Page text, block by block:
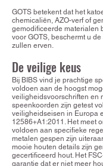
GOTS betekent dat het
chemicaliën, AZO-verf of
gemodificeerde materialen
voor GOTS, beschermt u
zullen erven.
De veilige keus
Bij BIBS vind je prachtige
voldoen aan de hoogst
veiligheidsvoorschriften en
speenkoorden zijn getest
veiligheidseisen in Europa
12586+A1:2011. Het meet
voldoen aan specifieke
metalen gespen zijn
mooie houten details zijn
gecertificeerd hout. Het
garantie dat er niet meer